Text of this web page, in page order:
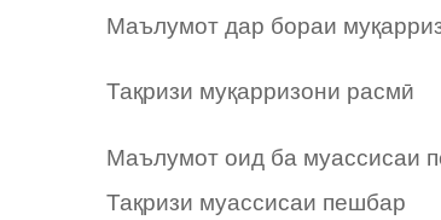
Маълумот дар бораи
Тақризи муқарризони расмӣ
Маълумот оид ба муассисаи
Тақризи муассисаи пешбар